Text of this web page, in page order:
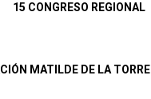
15 CONGRESO REGIONAL
MATILDE DE LA TORRE